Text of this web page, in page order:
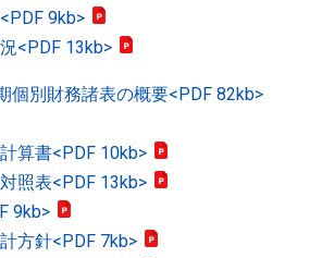
<PDF 9kb>
<PDF 13kb>
個別財務諸表の概要<PDF 82kb>
算書<PDF 10kb>
照表<PDF 13kb>
9kb>
方針<PDF 7kb>